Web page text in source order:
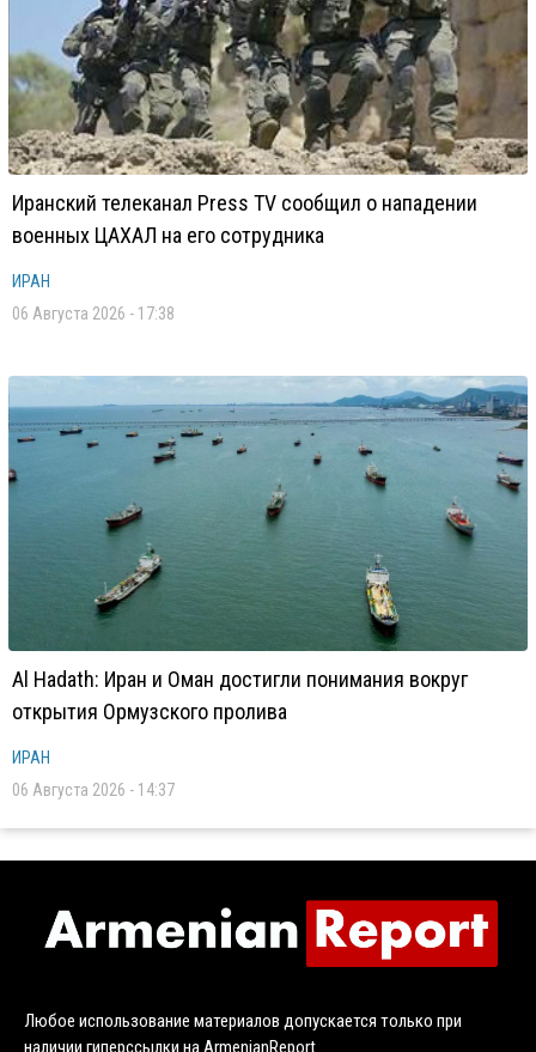
Иранский телеканал Press TV сообщил о нападении
военных ЦАХАЛ на его сотрудника
ИРАН
06 Августа 2026 - 17:38
Al Hadath: Иран и Оман достигли понимания вокруг
открытия Ормузского пролива
ИРАН
06 Августа 2026 - 14:37
Любое использование материалов допускается только при
наличии гиперссылки на ArmenianReport